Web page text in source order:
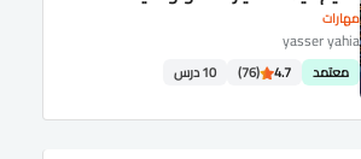
مهارات
yasser yahia
معتمد 4.7
(76) 10 درس